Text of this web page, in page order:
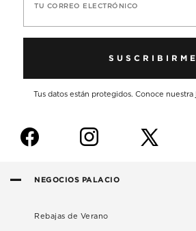
TU CORREO ELECTRÓNICO
SUSCRIBIRME
Tus datos están protegidos. Conoce nuestra
f i
NEGOCIOS PALACIO
Rebajas de Verano